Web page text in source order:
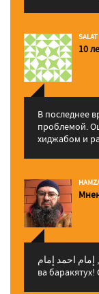
SALAT
10
В последнее
проблемой.
хиджабом и
إمام احمد إمام , Ва алейкум ассалам ва рахматуЛлахи
ва